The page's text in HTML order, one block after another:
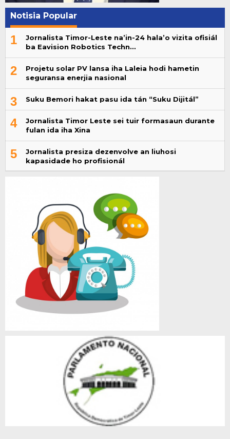
Notisia Popular
1
Jornalista Timor-Leste na’in-24 hala’o vizita ofisiál
ba Eavision Robotics Techn…
2
Projetu solar PV lansa iha Laleia hodi hametin
seguransa enerjia nasional
3 Suku Bemori hakat pasu ida tán “Suku Dijitál”
4
Jornalista Timor Leste sei tuir formasaun durante
fulan ida iha Xina
5
Jornalista presiza dezenvolve an liuhosi
kapasidade ho profisionál